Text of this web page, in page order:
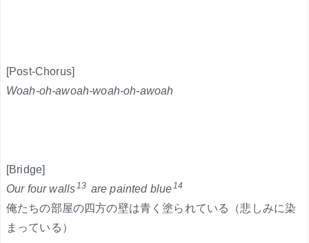
[Post-Chorus]
Woah-oh-awoah-woah-oh-awoah
[Bridge]
Our four walls13 are painted blue14
俺たちの部屋の四方の壁は青く塗られている（悲しみに染
まっている）